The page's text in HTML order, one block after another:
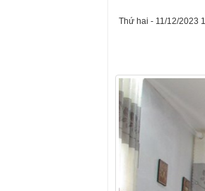
Thứ hai - 11/12/2023